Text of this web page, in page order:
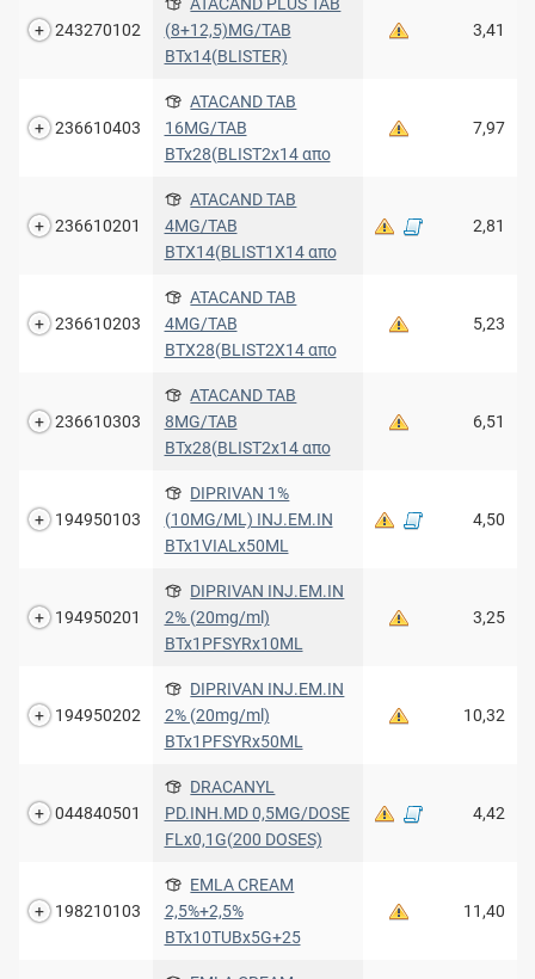
243270102
(8+12,5)MG/TAB
BTx14(BLISTER)
3,41
236610403
ATACAND TAB
16MG/ΤΑΒ
BTx28(BLIST2x14 απο
7,97
236610201
ATACAND TAB
4MG/TAB
BTX14(BLIST1X14 απο
2,81
236610203
ATACAND TAB
4MG/TAB
BTX28(BLIST2X14 απο
5,23
236610303
ATACAND TAB
8MG/TAB
BTx28(BLIST2x14 απο
6,51
194950103
DIPRIVAN 1%
(10MG/ML) INJ.EM.IN
BTx1VIALx50ML
4,50
194950201
DIPRIVAN INJ.EM.IN
2% (20mg/ml)
BTx1PFSYRx10ML
3,25
194950202
DIPRIVAN INJ.EM.IN
2% (20mg/ml)
BTx1PFSYRx50ML
10,32
044840501
DRACANYL
PD.INH.MD 0,5MG/DOSE
FLx0,1G(200 DOSES)
4,42
198210103
EMLA CREAM
2,5%+2,5%
BTx10TUBx5G+25
11,40